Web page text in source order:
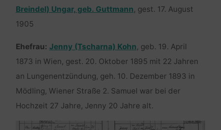
Breindel) Ungar, geb. Guttmann, gest. 17. August
1905
Ehefrau: Jenny (Tscharna) Kohn, geb. 19. April
1873 in Wien, gest. 20. Oktober 1895 mit 22 Jahren
an Lungenentzündung, geh. 10. Dezember 1893 in
Mödling, Wiener Straße 2. Samuel war bei der
Hochzeit 27 Jahre, Jenny 20 Jahre alt.